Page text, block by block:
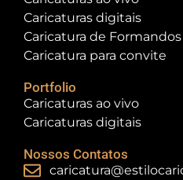
Caricaturas digitais
Caricatura de Formandos
Caricatura para convite
Portfolio
Caricaturas ao vivo
Caricaturas digitais
Nossos Contatos